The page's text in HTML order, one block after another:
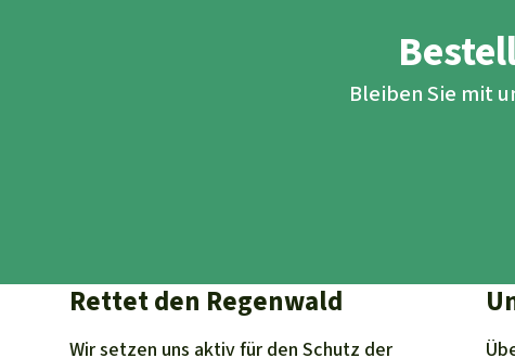
Bleiben Sie mit
Rettet den Regenwald
Wir setzen uns aktiv für den Schutz der